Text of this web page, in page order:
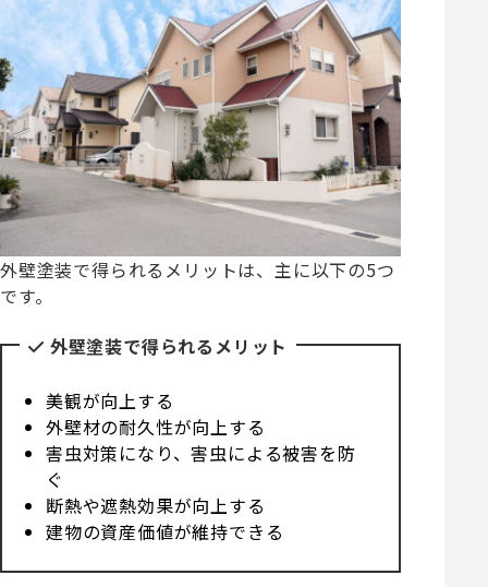
外壁塗装で得られるメリットは、主に以下の5つ
です。
外壁塗装で得られるメリット
美観が向上する
外壁材の耐久性が向上する
害虫対策になり、害虫による被害を防
ぐ
断熱や遮熱効果が向上する
建物の資産価値が維持できる